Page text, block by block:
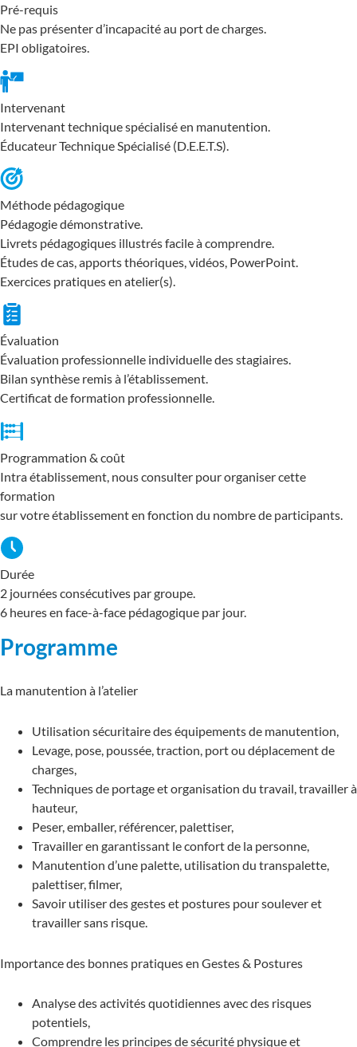
Pré-requis
Ne pas présenter d’incapacité au port de charges.
EPI obligatoires.
Intervenant
Intervenant technique spécialisé en manutention.
Éducateur Technique Spécialisé (D.E.E.T.S).
Méthode pédagogique
Pédagogie démonstrative.
Livrets pédagogiques illustrés facile à comprendre.
Études de cas, apports théoriques, vidéos, PowerPoint.
Exercices pratiques en atelier(s).
Évaluation
Évaluation professionnelle individuelle des stagiaires.
Bilan synthèse remis à l’établissement.
Certificat de formation professionnelle.
Programmation & coût
Intra établissement, nous consulter pour organiser cette
formation
sur votre établissement en fonction du nombre de participants.
Durée
2 journées consécutives par groupe.
6 heures en face-à-face pédagogique par jour.
Programme
La manutention à l’atelier
Utilisation sécuritaire des équipements de manutention,
Levage, pose, poussée, traction, port ou déplacement de
charges,
Techniques de portage et organisation du travail, travailler à
hauteur,
Peser, emballer, référencer, palettiser,
Travailler en garantissant le confort de la personne,
Manutention d’une palette, utilisation du transpalette,
palettiser, filmer,
Savoir utiliser des gestes et postures pour soulever et
travailler sans risque.
Importance des bonnes pratiques en Gestes & Postures
Analyse des activités quotidiennes avec des risques
potentiels,
Comprendre les principes de sécurité physique et